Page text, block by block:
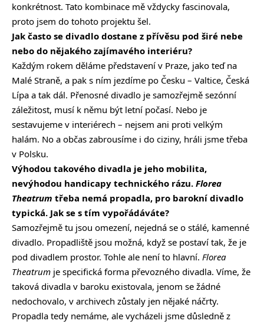
konkrétnost. Tato kombinace mě vždycky fascinovala,
proto jsem do tohoto projektu šel.
Jak často se divadlo dostane z přívěsu pod širé nebe
nebo do nějakého zajímavého interiéru?
Každým rokem děláme představení v Praze, jako teď na
Malé Straně, a pak s ním jezdíme po Česku – Valtice, Česká
Lípa a tak dál. Přenosné divadlo je samozřejmě sezónní
záležitost, musí k němu být letní počasí. Nebo je
sestavujeme v interiérech – nejsem ani proti velkým
halám. No a občas zabrousíme i do ciziny, hráli jsme třeba
v Polsku.
Výhodou takového divadla je jeho mobilita,
nevýhodou handicapy technického rázu. Florea
Theatrum třeba nemá propadla, pro barokní divadlo
typická. Jak se s tím vypořádáváte?
Samozřejmě tu jsou omezení, nejedná se o stálé, kamenné
divadlo. Propadliště jsou možná, když se postaví tak, že je
pod divadlem prostor. Tohle ale není to hlavní. Florea
Theatrum je specifická forma převozného divadla. Víme, že
taková divadla v baroku existovala, jenom se žádné
nedochovalo, v archivech zůstaly jen nějaké náčrty.
Propadla tedy nemáme, ale vycházeli jsme důsledně z